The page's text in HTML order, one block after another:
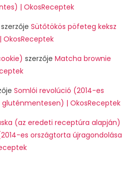
| OkosReceptek
szerzője Sütőtökös pöfeteg keksz
szerzője Matcha brownie
Somlói revolúció (2014-es
| OkosReceptek
(az eredeti receptúra alapján)
es országtorta újragondolása